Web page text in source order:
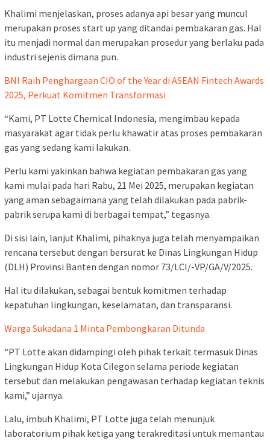
Khalimi menjelaskan, proses adanya api besar yang muncul
merupakan proses start up yang ditandai pembakaran gas. Hal
itu menjadi normal dan merupakan prosedur yang berlaku pada
industri sejenis dimana pun.
BNI Raih Penghargaan CIO of the Year di ASEAN Fintech Awards
2025, Perkuat Komitmen Transformasi
“Kami, PT Lotte Chemical Indonesia, mengimbau kepada
masyarakat agar tidak perlu khawatir atas proses pembakaran
gas yang sedang kami lakukan.
Perlu kami yakinkan bahwa kegiatan pembakaran gas yang
kami mulai pada hari Rabu, 21 Mei 2025, merupakan kegiatan
yang aman sebagaimana yang telah dilakukan pada pabrik-
pabrik serupa kami di berbagai tempat,” tegasnya.
Di sisi lain, lanjut Khalimi, pihaknya juga telah menyampaikan
rencana tersebut dengan bersurat ke Dinas Lingkungan Hidup
(DLH) Provinsi Banten dengan nomor 73/LCI/-VP/GA/V/2025.
Hal itu dilakukan, sebagai bentuk komitmen terhadap
kepatuhan lingkungan, keselamatan, dan transparansi.
Warga Sukadana 1 Minta Pembongkaran Ditunda
“PT Lotte akan didampingi oleh pihak terkait termasuk Dinas
Lingkungan Hidup Kota Cilegon selama periode kegiatan
tersebut dan melakukan pengawasan terhadap kegiatan teknis
kami,” ujarnya.
Lalu, imbuh Khalimi, PT Lotte juga telah menunjuk
laboratorium pihak ketiga yang terakreditasi untuk memantau